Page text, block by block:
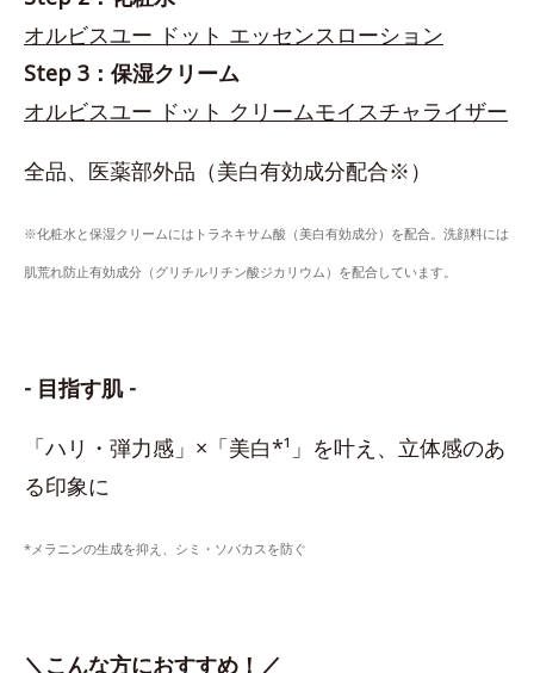
オルビスユー ドット エッセンスローション
Step 3：保湿クリーム
オルビスユー ドット クリームモイスチャライザー
全品、医薬部外品（美白有効成分配合※）
※化粧水と保湿クリームにはトラネキサム酸（美白有効成分）を配合。洗顔料には
肌荒れ防止有効成分（グリチルリチン酸ジカリウム）を配合しています。
- 目指す肌 -
「ハリ・弾力感」×「美白*¹」を叶え、立体感のあ
る印象に
*メラニンの生成を抑え、シミ・ソバカスを防ぐ
＼こんな方におすすめ！／